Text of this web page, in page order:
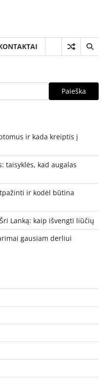
Paieška
ir kada kreiptis į
taisyklės, kad augalas
ir kodėl būtina
Lanką: kaip išvengti liūčių
gausiam derliui